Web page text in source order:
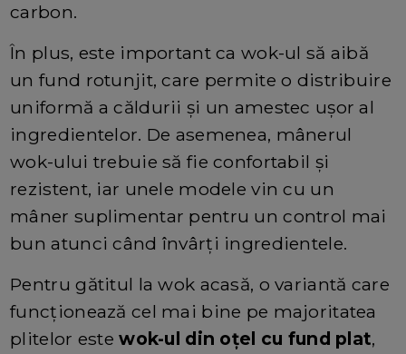
carbon.
În plus, este important ca wok-ul să aibă
un fund rotunjit, care permite o distribuire
uniformă a căldurii și un amestec ușor al
ingredientelor. De asemenea, mânerul
wok-ului trebuie să fie confortabil și
rezistent, iar unele modele vin cu un
mâner suplimentar pentru un control mai
bun atunci când învârți ingredientele.
Pentru gătitul la wok acasă, o variantă care
funcționează cel mai bine pe majoritatea
plitelor estewok-ul din oțel cu fund plat,